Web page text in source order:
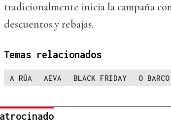
tradicionalmente inicia la campaña
descuentos y rebajas.
Temas relacionados
A RÚA AEVA BLACK FRIDAY O